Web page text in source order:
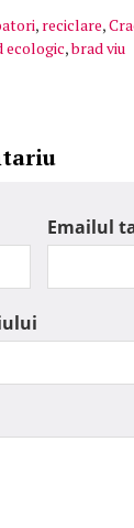
, reciclare,
ecologic,brad viu
Emailul